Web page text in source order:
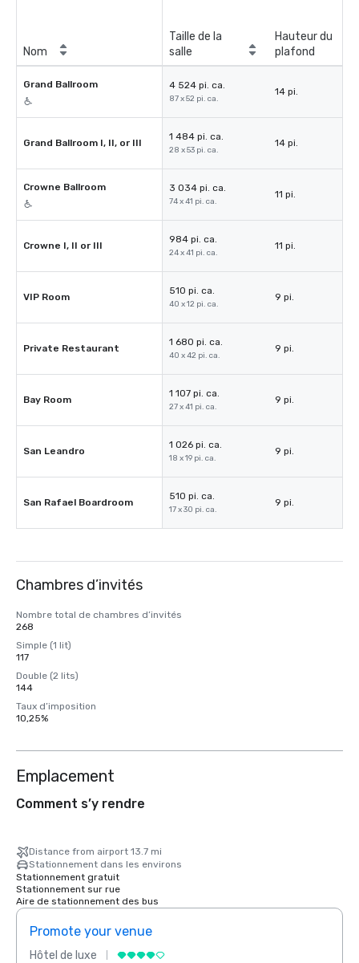
Nom
Taille de la
salle
Hauteur du
plafond
Grand Ballroom 4 524 pi. ca.
87 x 52 pi. ca.
14 pi.
Grand Ballroom I, II, or III
1 484 pi. ca.
28 x 53 pi. ca.
14 pi.
Crowne Ballroom 3 034 pi. ca.
74 x 41 pi. ca.
11 pi.
Crowne I, II or III
984 pi. ca.
24 x 41 pi. ca.
11 pi.
VIP Room
510 pi. ca.
40 x 12 pi. ca.
9 pi.
Private Restaurant
1 680 pi. ca.
40 x 42 pi. ca.
9 pi.
Bay Room
1 107 pi. ca.
27 x 41 pi. ca.
9 pi.
San Leandro
1 026 pi. ca.
18 x 19 pi. ca.
9 pi.
San Rafael Boardroom
510 pi. ca.
17 x 30 pi. ca.
9 pi.
Chambres d’invités
Nombre total de chambres d’invités
268
Simple (1 lit)
117
Double (2 lits)
144
Taux d’imposition
10,25%
Emplacement
Comment s’y rendre
Distance from airport 13.7 mi
Stationnement dans les environs
Stationnement gratuit
Stationnement sur rue
Aire de stationnement des bus
Promote your venue
Hôtel de luxe